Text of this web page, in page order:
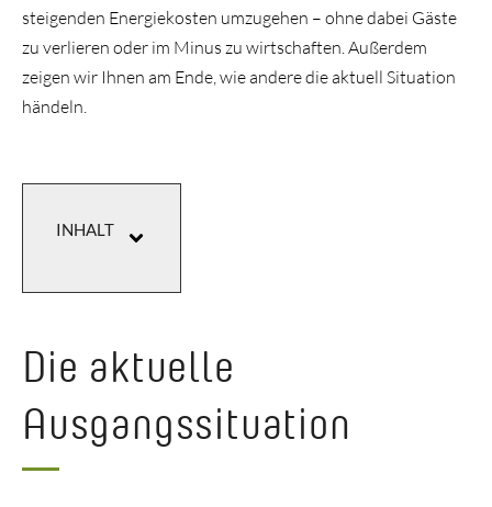
steigenden Energiekosten umzugehen – ohne dabei Gäste
zu verlieren oder im Minus zu wirtschaften. Außerdem
zeigen wir Ihnen am Ende, wie andere die aktuell Situation
händeln.
INHALT
Die aktuelle
Ausgangssituation